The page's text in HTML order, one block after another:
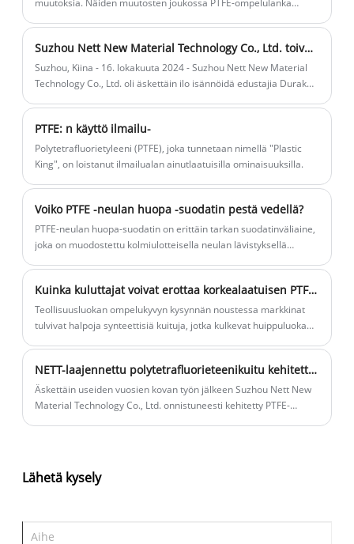
muutoksia. Näiden muutosten joukossa PTFE-ompelulanka
vastustuskyvyllä.
Suzhou Nett New Material Technology Co., Ltd. toivottaa Turkin asiakkaan Durak Tektilin tervetulleeksi strategiseen vierailuun
Suzhou, Kiina - 16. lokakuuta 2024 - Suzhou Nett New Material
Technology Co., Ltd. oli äskettäin ilo isännöidä edustajia Durak
uusien mahdollisuuksien tutkimisessa ilmassa ja nestemäisellä
suodatussektoreilla.
PTFE: n käyttö ilmailu-
Polytetrafluorietyleeni (PTFE), joka tunnetaan nimellä "Plastic
King", on loistanut ilmailualan ainutlaatuisilla ominaisuuksilla.
Voiko PTFE -neulan huopa -suodatin pestä vedellä?
PTFE-neulan huopa-suodatin on erittäin tarkan suodatinväliaine,
joka on muodostettu kolmiulotteisella neulan lävistyksellä
pinta-tarttumattomat ominaisuudet.
Kuinka kuluttajat voivat erottaa korkealaatuisen PTFE-ompelukangan aitouden väärennöstä?
Teollisuusluokan ompelukyvyn kysynnän noustessa markkinat
tulvivat halpoja synteettisiä kuituja, jotka kulkevat huippuluokan
NETT-laajennettu polytetrafluorieteenikuitu kehitetty onnistuneesti
Äskettäin useiden vuosien kovan työn jälkeen Suzhou Nett New
Material Technology Co., ​Ltd. onnistuneesti kehitetty PTFE-
Lähetä kysely